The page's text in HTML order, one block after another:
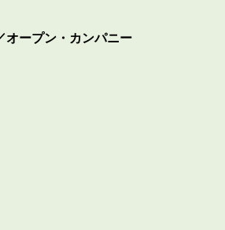
オープン・カンパニー